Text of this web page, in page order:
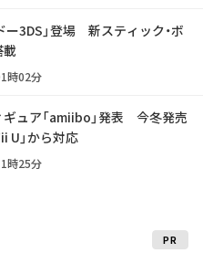
ー3DS」登場 新スティック・ボ
載
時02分
ギュア「amiibo」発表 今冬発売
U」から対応
時25分
PR